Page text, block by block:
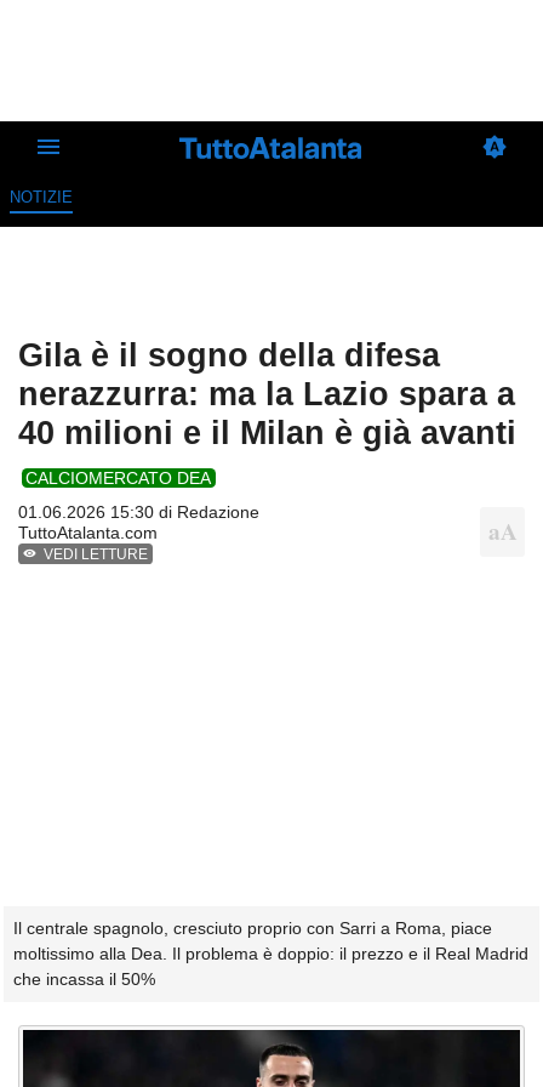
NOTIZIE
Gila è il sogno della difesa
nerazzurra: ma la Lazio spara a
40 milioni e il Milan è già avanti
CALCIOMERCATO DEA
01.06.2026 15:30 di Redazione
TuttoAtalanta.com
VEDI LETTURE
Il centrale spagnolo, cresciuto proprio con Sarri a Roma, piace
moltissimo alla Dea. Il problema è doppio: il prezzo e il Real Madrid
che incassa il 50%